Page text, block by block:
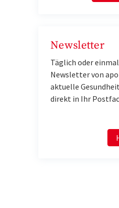
Newsletter
Täglich oder
Newsletter von
aktuelle
direkt in Ihr